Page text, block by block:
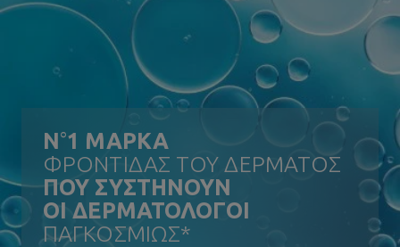
N°1 ΜΑΡΚΑ
ΦΡΟΝΤΙΔΑΣ ΤΟΥ ΔΕΡΜΑΤΟΣ
ΠΟΥ ΣΥΣΤΗΝΟΥΝ
ΟΙ ΔΕΡΜΑΤΟΛΟΓΟΙ
ΠΑΓΚΟΣΜΙΩΣ*